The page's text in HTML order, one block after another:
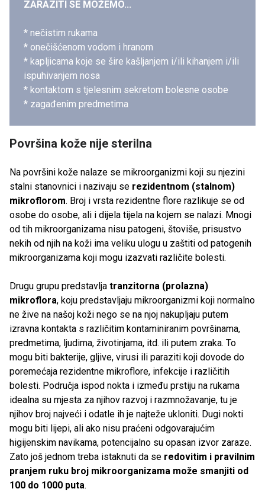
ZARAZITI SE MOŽEMO...
* nečistim rukama
* onečišćenom vodom i hranom
* kapljicama koje se šire kašljanjem i/ili kihanjem i/ili
ispuhivanjem nosa
* kontaktom s tjelesnim sekretom bolesne osobe
* zagađenim predmetima
Površina kože nije sterilna
Na površini kože nalaze se mikroorganizmi koji su njezini
stalni stanovnici i nazivaju se rezidentnom (stalnom)
mikroflorom. Broj i vrsta rezidentne flore razlikuje se od
osobe do osobe, ali i dijela tijela na kojem se nalazi. Mnogi
od tih mikroorganizama nisu patogeni, štoviše, prisustvo
nekih od njih na koži ima veliku ulogu u zaštiti od patogenih
mikroorganizama koji mogu izazvati različite bolesti.
Drugu grupu predstavlja tranzitorna (prolazna)
mikroflora, koju predstavljaju mikroorganizmi koji normalno
ne žive na našoj koži nego se na njoj nakupljaju putem
izravna kontakta s različitim kontaminiranim površinama,
predmetima, ljudima, životinjama, itd. ili putem zraka. To
mogu biti bakterije, gljive, virusi ili paraziti koji dovode do
poremećaja rezidentne mikroflore, infekcije i različitih
bolesti. Područja ispod nokta i između prstiju na rukama
idealna su mjesta za njihov razvoj i razmnožavanje, tu je
njihov broj najveći i odatle ih je najteže ukloniti. Dugi nokti
mogu biti lijepi, ali ako nisu praćeni odgovarajućim
higijenskim navikama, potencijalno su opasan izvor zaraze.
Zato još jednom treba istaknuti da se redovitim i pravilnim
pranjem ruku broj mikroorganizama može smanjiti od
100 do 1000 puta.